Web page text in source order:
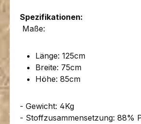
Spezifikationen:
Maße:
Länge: 125cm
Breite: 75cm
Höhe: 85cm
- Gewicht: 4Kg
- Stoffzusammensetzung: 88%